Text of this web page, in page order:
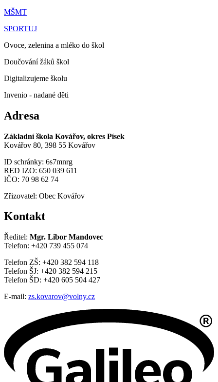
MŠMT
SPORTUJ
Ovoce, zelenina a mléko do škol
Doučování žáků škol
Digitalizujeme školu
Invenio - nadané děti
Adresa
Základní škola Kovářov, okres Písek
Kovářov 80, 398 55 Kovářov
ID schránky: 6s7mnrg
RED IZO: 650 039 611
IČO: 70 98 62 74
Zřizovatel: Obec Kovářov
Kontakt
Ředitel: Mgr. Libor Mandovec
Telefon: +420 739 455 074
Telefon ZŠ: +420 382 594 118
Telefon ŠJ: +420 382 594 215
Telefon ŠD: +420 605 504 427
E-mail: zs.kovarov@volny.cz